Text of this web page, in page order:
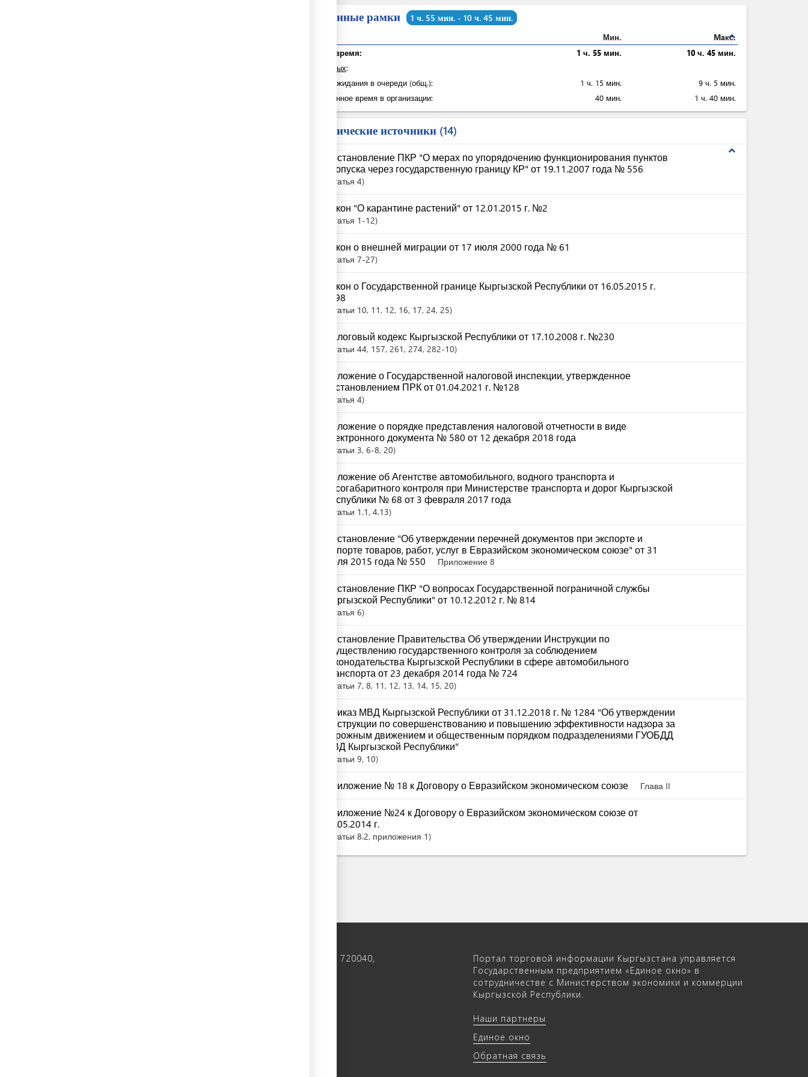
Временные рамки 1 ч. 55 мин. - 10 ч. 45 мин.
expand_less
Мин.
Maкс.
Общее время:
1 ч. 55 мин.
10 ч. 45 мин.
из которых:
Время ожидания в очереди (общ.):
1 ч. 15 мин.
9 ч. 5 мин.
Затраченное время в организации:
40 мин. 1 ч. 40 мин.
Юридические источники 14
expand_less
Постановление ПКР "О мерах по упорядочению функционирования пунктов
пропуска через государственную границу КР" от 19.11.2007 года № 556
Статья 4
Закон "О карантине растений" от 12.01.2015 г. №2
Статья 1-12
Закон о внешней миграции от 17 июля 2000 года № 61
Статья 7-27
Закон о Государственной границе Кыргызской Республики от 16.05.2015 г.
№98
Статьи 10, 11, 12, 16, 17, 24, 25
Налоговый кодекс Кыргызской Республики от 17.10.2008 г. №230
Статьи 44, 157, 261, 274, 282-10
Положение о Государственной налоговой инспекции, утвержденное
постановлением ПРК от 01.04.2021 г. №128
Статья 4
Положение о порядке представления налоговой отчетности в виде
электронного документа № 580 от 12 декабря 2018 года
Статьи 3, 6-8, 20
Положение об Агентстве автомобильного, водного транспорта и
весогабаритного контроля при Министерстве транспорта и дорог Кыргызской
Республики № 68 от 3 февраля 2017 года
Статьи 1.1, 4.13
Постановление "Об утверждении перечней документов при экспорте и
импорте товаров, работ, услуг в Евразийском экономическом союзе" от 31
июля 2015 года № 550
Приложение 8
Постановление ПКР "О вопросах Государственной пограничной службы
Кыргызской Республики" от 10.12.2012 г. № 814
Статья 6
Постановление Правительства Об утверждении Инструкции по
осуществлению государственного контроля за соблюдением
законодательства Кыргызской Республики в сфере автомобильного
транспорта от 23 декабря 2014 года № 724
Статьи 7, 8, 11, 12, 13, 14, 15, 20
Приказ МВД Кыргызской Республики от 31.12.2018 г. № 1284 "Об утверждении
Инструкции по совершенствованию и повышению эффективности надзора за
дорожным движением и общественным порядком подразделениями ГУОБДД
МВД Кыргызской Республики"
Статьи 9, 10
Приложение № 18 к Договору о Евразийском экономическом союзе Глава II
Приложение №24 к Договору о Евразийском экономическом союзе от
29.05.2014 г.
Статьи 8.2, приложения 1
пр. Чуй 122, 4-ый этаж, 720040,
Портал торговой информации Кыргызстана управляется
Государственным предприятием «Единое окно» в
сотрудничестве с Министерством экономики и коммерции
Кыргызской Республики.
Наши партнеры
Единое окно
Обратная связь